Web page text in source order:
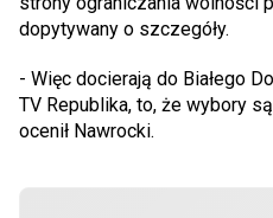
dopytywany o szczegóły.
- Więc docierają do Białego
TV Republika, to, że wybory
ocenił Nawrocki.